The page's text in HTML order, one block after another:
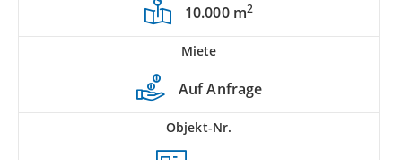
10.000 m2
Miete
Auf Anfrage
Objekt-Nr.